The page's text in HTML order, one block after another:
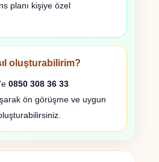
planı kişiye özel
oluşturabilirim?
0850 308 36 33
ön görüşme ve uygun